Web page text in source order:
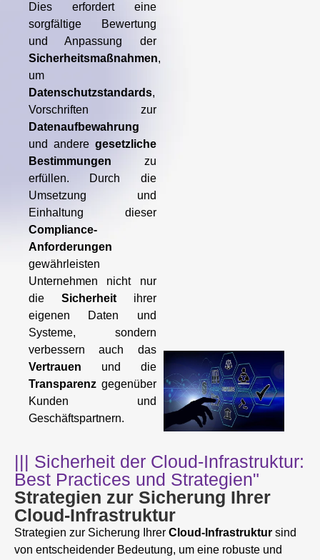
Dies erfordert eine
sorgfältige Bewertung
und Anpassung der
Sicherheitsmaßnahmen,
um
Datenschutzstandards,
Vorschriften zur
Datenaufbewahrung
und andere gesetzliche
Bestimmungen zu
erfüllen. Durch die
Umsetzung und
Einhaltung dieser
Compliance-
Anforderungen
gewährleisten
Unternehmen nicht nur
die Sicherheitihrer
eigenen Daten und
Systeme, sondern
verbessern auch das
Vertrauen und die
Transparenz gegenüber
Kunden und
Geschäftspartnern.
||| Sicherheit der Cloud-Infrastruktur:
Best Practices und Strategien"
Strategien zur Sicherung Ihrer
Cloud-Infrastruktur
Strategien zur Sicherung Ihrer Cloud-Infrastruktur sind
von entscheidender Bedeutung, um eine robuste und